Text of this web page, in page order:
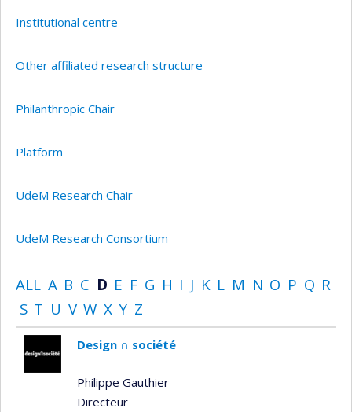
Institutional centre
Other affiliated research structure
Philanthropic Chair
Platform
UdeM Research Chair
UdeM Research Consortium
ALL A B C D E F G H I J K L M N O P Q R
S T U V W X Y Z
Design ∩ société
Philippe Gauthier
Directeur